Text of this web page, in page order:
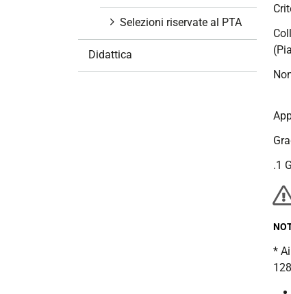
.1
*
Selezioni riservate al PTA
Didattica